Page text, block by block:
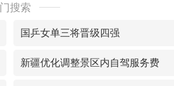
搜索
国乒女单三将晋级四强
新疆优化调整景区内自驾服务费